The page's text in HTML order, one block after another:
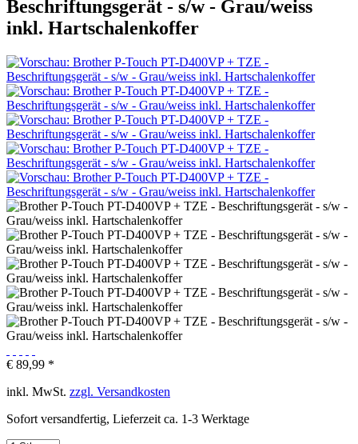
Beschriftungsgerät - s/w - Grau/weiss
inkl. Hartschalenkoffer
€ 89,99 *
inkl. MwSt. zzgl. Versandkosten
Sofort versandfertig, Lieferzeit ca. 1-3 Werktage